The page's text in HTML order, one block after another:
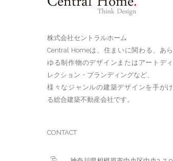
株式会社セントラルホーム
Central Homeは、住まいに関わる、あら
ゆる制作物のデザインまたはアートディ
レクション・ブランディングなど、
様々なジャンルの建築デザインを手がけ
る総合建築不動産会社です。
CONTACT